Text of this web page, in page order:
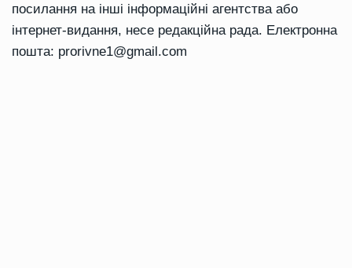
посилання на інші інформаційні агентства або
інтернет-видання, несе редакційна рада. Електронна
пошта: prorivne1@gmail.com